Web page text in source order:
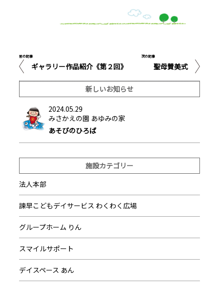
前の記事
ギャラリー作品紹介《第２回》
次の記事
聖母賛美式
新しいお知らせ
2024.05.29
みさかえの園 あゆみの家
あそびのひろば
施設カテゴリー
法人本部
諫早こどもデイサービス わくわく広場
グループホーム りん
スマイルサポート
デイスペース あん